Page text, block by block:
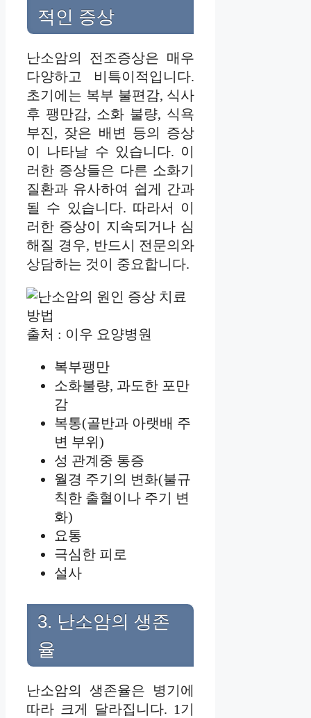
적인 증상
난소암의 전조증상은 매우
다양하고 비특이적입니다.
초기에는 복부 불편감, 식사
후 팽만감, 소화 불량, 식욕
부진, 잦은 배변 등의 증상
이 나타날 수 있습니다. 이
러한 증상들은 다른 소화기
질환과 유사하여 쉽게 간과
될 수 있습니다. 따라서 이
러한 증상이 지속되거나 심
해질 경우, 반드시 전문의와
상담하는 것이 중요합니다.
출처 : 이우 요양병원
복부팽만
소화불량, 과도한 포만
감
복통(골반과 아랫배 주
변 부위)
성 관계중 통증
월경 주기의 변화(불규
칙한 출혈이나 주기 변
화)
요통
극심한 피로
설사
3. 난소암의 생존
율
난소암의 생존율은 병기에
따라 크게 달라집니다. 1기